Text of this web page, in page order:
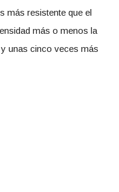
más resistente que el
más o menos la
unas cinco veces más